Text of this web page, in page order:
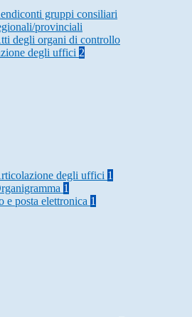
gruppi consiliari
provinciali
degli organi di controllo
degli uffici 2
degli uffici 1
1
e posta elettronica 1